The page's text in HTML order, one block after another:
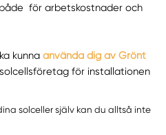
för arbetskostnader och
kunna använda dig av Grönt
för installationen
solceller själv kan du alltså inte